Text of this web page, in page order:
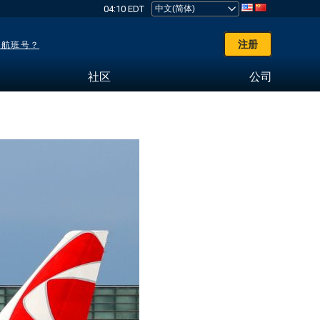
04:10 EDT
班号？ 注册
社区 公司